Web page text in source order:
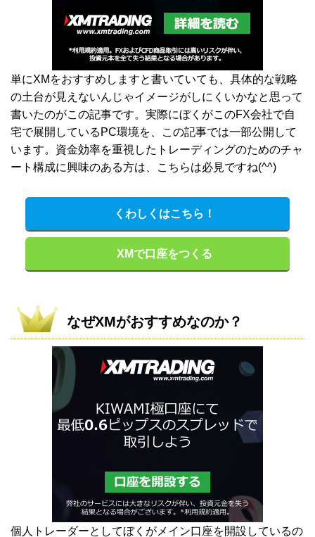
単にXMをおすすめしますと書いていても、具体的な戦略
の土台が見えないんじゃイメージがしにくいかなと思って
書いたのがこの記事です。実際にぼくがこのFX会社で自
宅で展開しているPC環境を、この記事では一部公開して
います。資金効率を重視したトレーディングのためのチャ
ート構成に興味のある方は、こちらは必見ですね(^^)
くわしくはこちら！
XMで口座をつくる
なぜXMがおすすめなのか？
個人トレーダーとしてぼくがメイン口座を開設しているの